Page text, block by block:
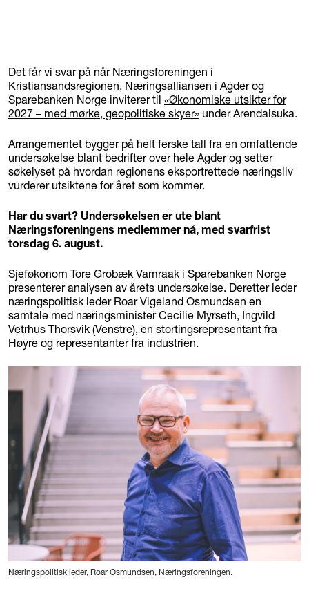
Det får vi svar på når Næringsforeningen i
Kristiansandsregionen, Næringsalliansen i Agder og
Sparebanken Norge inviterer til «Økonomiske utsikter for
2027 – med mørke, geopolitiske skyer» under Arendalsuka.
Arrangementet bygger på helt ferske tall fra en omfattende
undersøkelse blant bedrifter over hele Agder og setter
søkelyset på hvordan regionens eksportrettede næringsliv
vurderer utsiktene for året som kommer.
Har du svart? Undersøkelsen er ute blant
Næringsforeningens medlemmer nå, med svarfrist
torsdag 6. august.
Sjeføkonom Tore Grobæk Vamraak i Sparebanken Norge
presenterer analysen av årets undersøkelse. Deretter leder
næringspolitisk leder Roar Vigeland Osmundsen en
samtale med næringsminister Cecilie Myrseth, Ingvild
Vetrhus Thorsvik (Venstre), en stortingsrepresentant fra
Høyre og representanter fra industrien.
Næringspolitisk leder, Roar Osmundsen, Næringsforeningen.